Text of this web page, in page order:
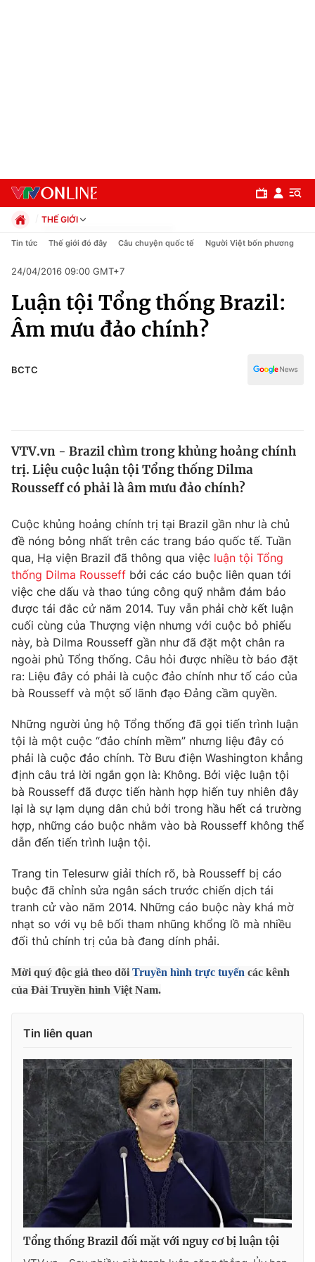
Chuyên mục
Chính trị
Thế giới
Thế giới đó đây
Câu chuyện quốc tế
Kinh tế
Tài chính
Thị trường
Góc doanh nghiệp
Dữ liệu và đời sống
Truyền hình
Phim VTV
Hậu trường
Nhân vật
Khán giả
Giải sao mai
Giải trí
Điện ảnh
Sao
Đời sống
Du lịch
Làm đẹp
Chất lượng cuộc sống
Giáo dục
Tuyển sinh
Học trực tuyến
Công nghệ
Hitech Công nghệ tương lai
Sản phẩm
Tư vấn
Giao lưu trực tuyến
Lịch phát sóng
Chuyên mục khác
Emagazine Podcast
Photo Infographic
VTV Sức khoẻ Bất động sản
Thị trường 24h Tấm lòng Việt
VTV4 Vươn mình bằng AI
VTV9 VTV8
Liên hệ tòa soạn English
THẾ GIỚI
Chính trị
Pháp luật
Kinh tế
Thể thao
Truyền hình
Tin tức Thế giới đó đây Câu chuyện quốc tế Người Việt bốn phương
24/04/2016 09:00 GMT+7
Luận tội Tổng thống Brazil:
Âm mưu đảo chính?
BCTC
VTV.vn - Brazil chìm trong khủng hoảng chính
trị. Liệu cuộc luận tội Tổng thống Dilma
Rousseff có phải là âm mưu đảo chính?
Cuộc khủng hoảng chính trị tại Brazil gần như là chủ
đề nóng bỏng nhất trên các trang báo quốc tế. Tuần
qua, Hạ viện Brazil đã thông qua việc luận tội Tổng
thống Dilma Rousseff bởi các cáo buộc liên quan tới
việc che dấu và thao túng công quỹ nhằm đảm bảo
được tái đắc cử năm 2014. Tuy vẫn phải chờ kết luận
cuối cùng của Thượng viện nhưng với cuộc bỏ phiếu
này, bà Dilma Rousseff gần như đã đặt một chân ra
ngoài phủ Tổng thống. Câu hỏi được nhiều tờ báo đặt
ra: Liệu đây có phải là cuộc đảo chính như tố cáo của
bà Rousseff và một số lãnh đạo Đảng cầm quyền.
Những người ủng hộ Tổng thống đã gọi tiến trình luận
tội là một cuộc “đảo chính mềm” nhưng liệu đây có
phải là cuộc đảo chính. Tờ Bưu điện Washington khẳng
định câu trả lời ngắn gọn là: Không. Bởi việc luận tội
bà Rousseff đã được tiến hành hợp hiến tuy nhiên đây
lại là sự lạm dụng dân chủ bởi trong hầu hết cá trường
hợp, những cáo buộc nhằm vào bà Rousseff không thể
dẫn đến tiến trình luận tội.
Trang tin Telesurw giải thích rõ, bà Rousseff bị cáo
buộc đã chỉnh sửa ngân sách trước chiến dịch tái
tranh cử vào năm 2014. Những cáo buộc này khá mờ
nhạt so với vụ bê bối tham nhũng khổng lồ mà nhiều
đối thủ chính trị của bà đang dính phải.
Mời quý độc giả theo dõi Truyền hình trực tuyến các kênh
của Đài Truyền hình Việt Nam.
Tin liên quan
Tổng thống Brazil đối mặt với nguy cơ bị luận tội